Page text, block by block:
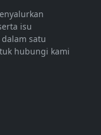
isu
satu
hubungi kami